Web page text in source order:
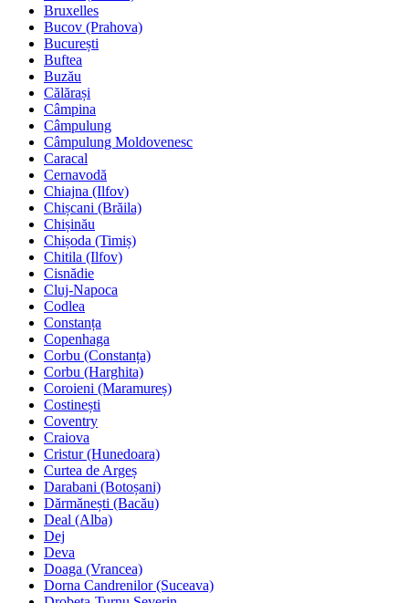
Bruxelles
Bucov (Prahova)
București
Buftea
Buzău
Călărași
Câmpina
Câmpulung
Câmpulung Moldovenesc
Caracal
Cernavodă
Chiajna (Ilfov)
Chișcani (Brăila)
Chișinău
Chișoda (Timiș)
Chitila (Ilfov)
Cisnădie
Cluj-Napoca
Codlea
Constanța
Copenhaga
Corbu (Constanța)
Corbu (Harghita)
Coroieni (Maramureș)
Costinești
Coventry
Craiova
Cristur (Hunedoara)
Curtea de Argeș
Darabani (Botoșani)
Dărmănești (Bacău)
Deal (Alba)
Dej
Deva
Doaga (Vrancea)
Dorna Candrenilor (Suceava)